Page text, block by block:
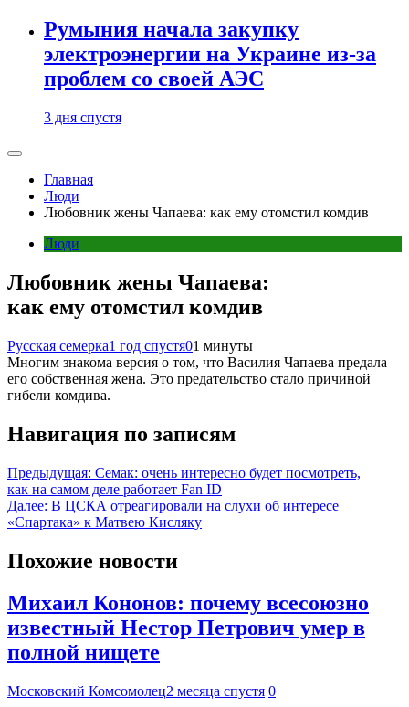
Румыния начала закупку
электроэнергии на Украине из-за
проблем со своей АЭС
3 дня спустя
Главная
Люди
Любовник жены Чапаева: как ему отомстил комдив
Люди
Любовник жены Чапаева:
как ему отомстил комдив
Русская семерка1 год спустя01 минуты
Многим знакома версия о том, что Василия Чапаева предала
его собственная жена. Это предательство стало причиной
гибели комдива.
Навигация по записям
Предыдущая: Семак: очень интересно будет посмотреть,
как на самом деле работает Fan ID
Далее: В ЦСКА отреагировали на слухи об интересе
«Спартака» к Матвею Кисляку
Похожие новости
Михаил Кононов: почему всесоюзно
известный Нестор Петрович умер в
полной нищете
Московский Комсомолец2 месяца спустя 0